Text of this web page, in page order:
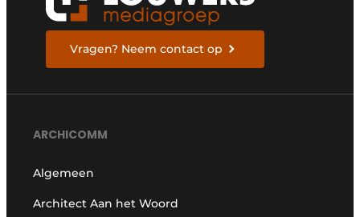
Vragen? Neem contact op
ARCHICOMM
Algemeen
Architect Aan het Woord